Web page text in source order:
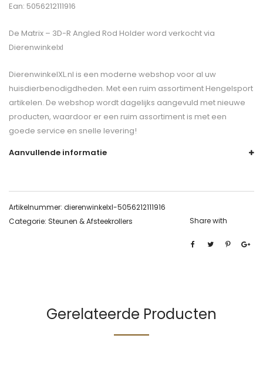
Ean: 5056212111916
De Matrix – 3D-R Angled Rod Holderword verkocht via
Dierenwinkelxl
DierenwinkelXL.nl is een moderne webshop voor al uw
huisdierbenodigdheden. Met een ruim assortiment Hengelsport
artikelen. De webshop wordt dagelijks aangevuld met nieuwe
producten, waardoor er een ruim assortiment is met een
goede service en snelle levering!
Aanvullende informatie
Artikelnummer: dierenwinkelxl-5056212111916
Categorie: Steunen & Afsteekrollers Share with
Gerelateerde Producten